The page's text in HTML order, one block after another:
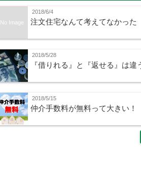
No Image
2018/6/4
注文住宅なんて考えてなかった
2018/5/28
『借りれる』と『返せる』は違
2018/5/15
仲介手数料が無料って大きい！